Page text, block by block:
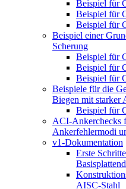
Beispiel für
Beispiel für
Beispiel für
Beispiel einer
Scherung
Beispiel für
Beispiel für
Beispiel für
Beispiele für die
Biegen mit starker
Beispiel für
ACI-Ankerchecks
Ankerfehlermodi
v1-Dokumentation
Erste
AISC-Stahl